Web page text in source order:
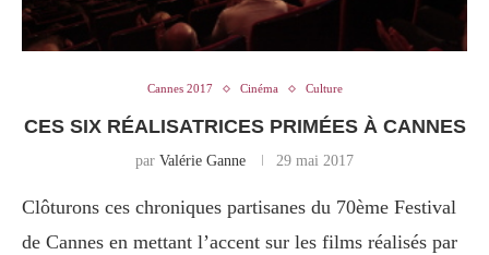
Cannes 2017 Cinéma Culture
CES SIX RÉALISATRICES PRIMÉES À CANNES
par Valérie Ganne 29 mai 2017
Clôturons ces chroniques partisanes du 70ème Festival
de Cannes en mettant l’accent sur les films réalisés par